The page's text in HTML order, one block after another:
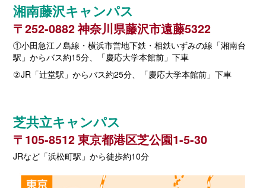
湘南藤沢キャンパス
〒252-0882 神奈川県藤沢市遠藤5322
①小田急江ノ島線・横浜市営地下鉄・相鉄いずみの線「湘南台
駅」からバス約15分、「慶応大学本館前」下車
②JR「辻堂駅」からバス約25分、「慶応大学本館前」下車
芝共立キャンパス
〒105-8512 東京都港区芝公園1-5-30
JRなど「浜松町駅」から徒歩約10分